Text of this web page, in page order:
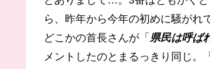
ら、昨年から今年の初めに騒がれ
どこかの首長さんが「 県民は呼ば
メントしたのとまるっきり同じ。